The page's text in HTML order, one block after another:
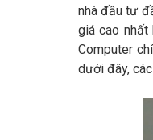
nhà đầu tư
giá cao
Computer
dưới đây,